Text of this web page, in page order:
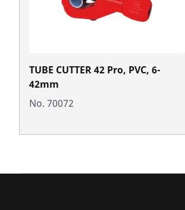
TUBE CUTTER 42 Pro, PVC, 6-
42mm
No. 70072